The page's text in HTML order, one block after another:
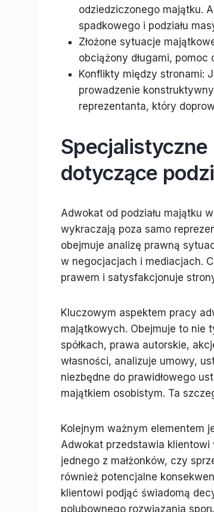
odziedziczonego majątku.
spadkowego i podziału
Złożone sytuacje
obciążony długami,
Konflikty między stronami:
prowadzenie
reprezentanta, który
Specjalistyczne
dotyczące
Adwokat od podziału majątku
wykraczają poza samo
obejmuje analizę prawną
w negocjacjach i mediacjach.
prawem i satysfakcjonuje
Kluczowym aspektem pracy
majątkowych. Obejmuje to nie
spółkach, prawa autorskie,
własności, analizuje umowy,
niezbędne do prawidłowego
majątkiem osobistym. Ta
Kolejnym ważnym elementem
Adwokat przedstawia klientowi
jednego z małżonków, czy
również potencjalne
klientowi podjąć świadomą
polubownego rozwiązania